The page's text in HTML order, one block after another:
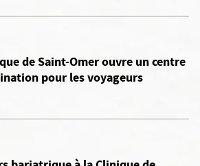
de Saint-Omer ouvre un centre
pour les voyageurs